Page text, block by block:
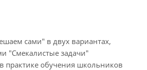
сами" в двух вариантах,
"Смекалистые задачи"
практике обучения школьников